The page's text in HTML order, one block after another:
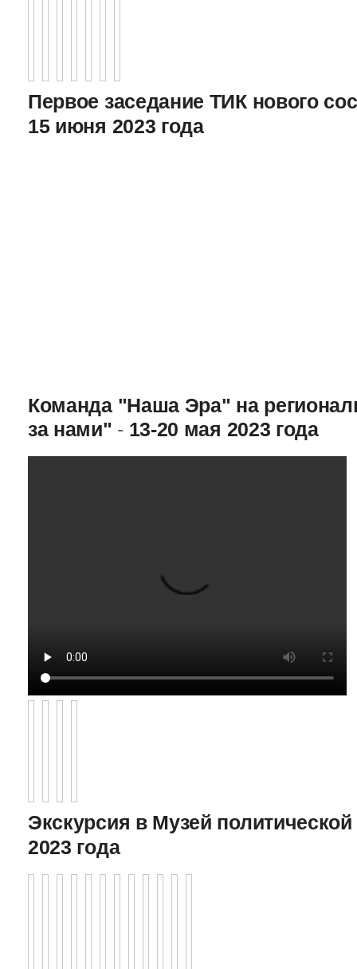
Первое заседание ТИК нового
15 июня 2023 года
Команда "Наша Эра" на
за нами" - 13-20 мая 2023 года
Экскурсия в Музей
2023 года